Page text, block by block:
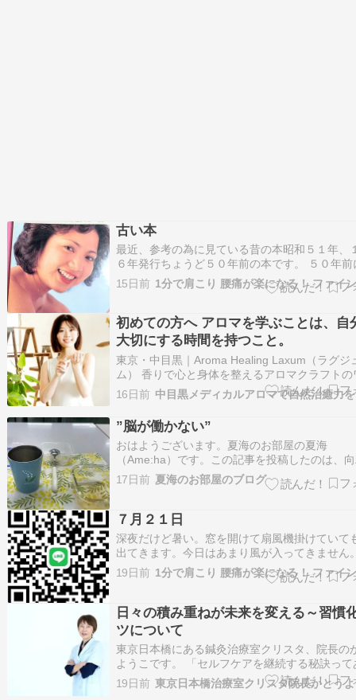
古い本
最近、参考の為に見ている昔の本昭和５１年、
６年発行ちょうど５０年前の本です。 ５０年前
０円だと、結構いい値かも？実技のモデルさん
が、なんか昭和っぽいです。古いヨガや体操の
わった先生方は御存命なら１００歳前後…
15日前
初めての方へ アロマを学ぶことは、自
大切にする時間を持つこと。
東京・中目黒｜Aroma Healing Laxum（ラグジ
ム） 香りで心と身体を整えるアロマクラフトの
ショップやマルシェ出店を中心に活動していま
イアメジスト公式サイト 初めての方へ アロマ
ことは、自分を大切にする時間を持つこと。
に興味はあるけ…
16日前
”脳が働かない”
おはようございます。夏海のお部屋の夏海
（Ame:ha）です。この記事を投稿したのは、
薬を完全断薬した1年と3ヶ月目の未来です。今
2026年なので、12年と半年が過ぎました。パ
走してしまうように、脳みそを使い過ぎると
17日前 夏海のお部屋のブログ
７月２１日
深夜だけど暑い。窓を開けて扇風機掛けていて
出てきます。今日はあまり風が入ってきません
コン掛けてもいいけど、明け方はもう涼しくな
います。今日も１日天気が良くて猛暑になりそ
ら鈴木英晴さとう式リンパケア講座さとう式…
19日前
日々の積み重ねが未来を変える～習慣
ツについて
東京日本橋にある鍼灸治療室クリスタ、院長の
ようこです。 「セルフケアを継続する秘訣って
すか？」「やろうと思っても続けられない、と
取り組めません」 こんなご質問を数人から頂い
19日前